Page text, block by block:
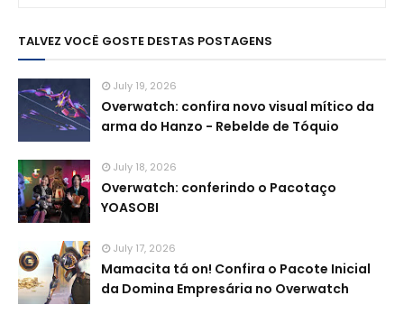
TALVEZ VOCÊ GOSTE DESTAS POSTAGENS
July 19, 2026
Overwatch: confira novo visual mítico da
arma do Hanzo - Rebelde de Tóquio
July 18, 2026
Overwatch: conferindo o Pacotaço
YOASOBI
July 17, 2026
Mamacita tá on! Confira o Pacote Inicial
da Domina Empresária no Overwatch